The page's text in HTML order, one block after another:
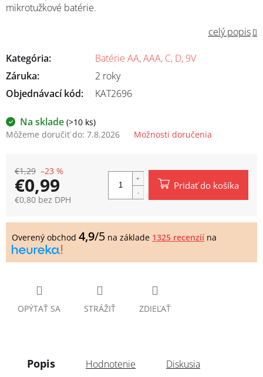
Na sklade (>10 ks)
Môžeme doručiť do: 7.8.2026 Možnosti doručenia
mikrotužkové batérie.
celý popis
OPÝTAŤ SA STRÁŽIŤ ZDIEĽAŤ
Kategória:
Batérie AA, AAA, C, D, 9V
Záruka:
2 roky
Objednávací kód:
KAT2696
€1,29 –23 %
€0,99
€0,80 bez DPH
cena:
Pridať do košíka
Overený obchod 4,9/5 na základe 1325 recenzií na
Popis Hodnotenie Diskusia